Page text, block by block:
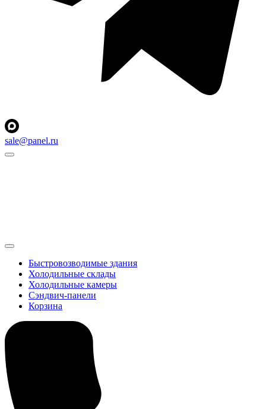
sale@panel.ru
Быстровозводимые здания
Холодильные склады
Холодильные камеры
Сэндвич-панели
Корзина